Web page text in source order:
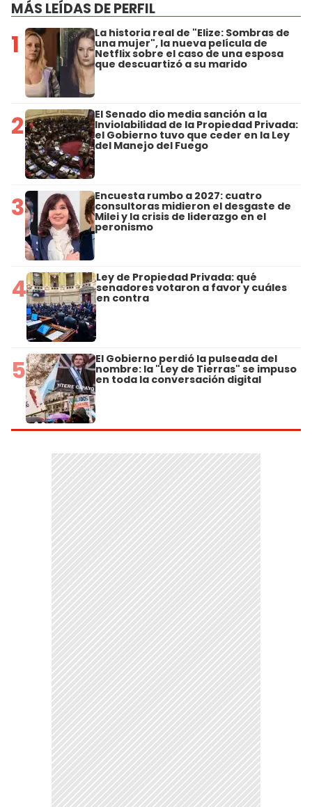
MÁS LEÍDAS DE PERFIL
1 La historia real de "Elize: Sombras de
una mujer", la nueva película de
Netflix sobre el caso de una esposa
que descuartizó a su marido
2 El Senado dio media sanción a la
Inviolabilidad de la Propiedad Privada:
el Gobierno tuvo que ceder en la Ley
del Manejo del Fuego
3 Encuesta rumbo a 2027: cuatro
consultoras midieron el desgaste de
Milei y la crisis de liderazgo en el
peronismo
4 Ley de Propiedad Privada: qué
senadores votaron a favor y cuáles
en contra
5 El Gobierno perdió la pulseada del
nombre: la "Ley de Tierras" se impuso
en toda la conversación digital